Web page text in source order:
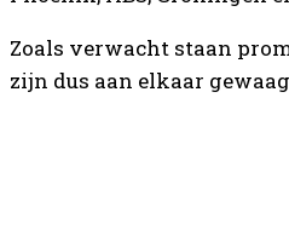
Zoals verwacht staan
zijn dus aan elkaar